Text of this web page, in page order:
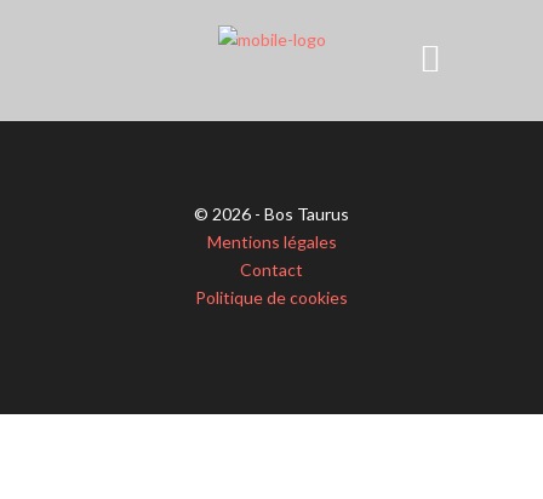
© 2026 - Bos Taurus
Mentions légales
Contact
Politique de cookies